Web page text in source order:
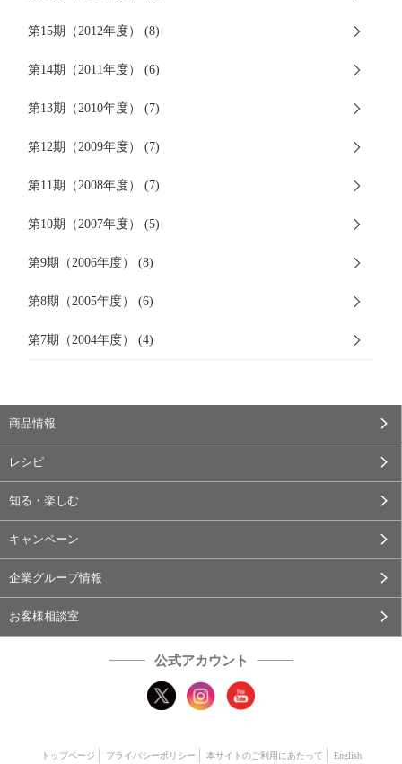
第15期（2012年度） (8)
第14期（2011年度） (6)
第13期（2010年度） (7)
第12期（2009年度） (7)
第11期（2008年度） (7)
第10期（2007年度） (5)
第9期（2006年度） (8)
第8期（2005年度） (6)
第7期（2004年度） (4)
商品情報
レシピ
知る・楽しむ
キャンペーン
企業グループ情報
お客様相談室
公式アカウント
トップページ プライバシーポリシー 本サイトのご利用にあたって English